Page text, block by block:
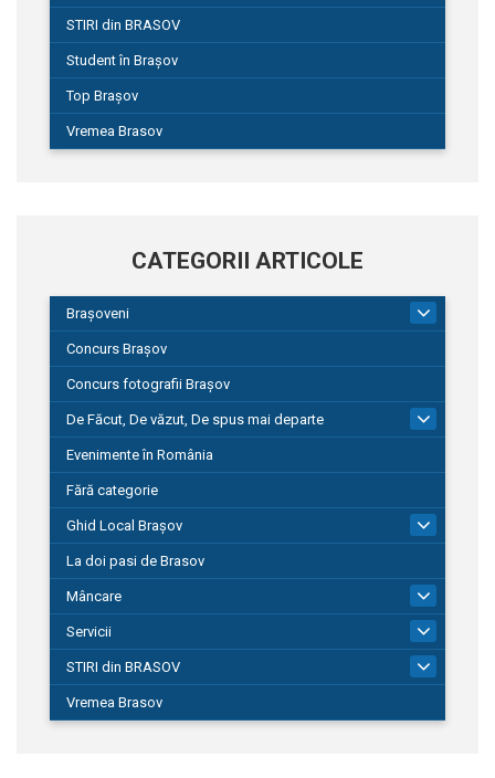
STIRI din BRASOV
Student în Brașov
Top Brașov
Vremea Brasov
CATEGORII ARTICOLE
Brașoveni
Concurs Brașov
Concurs fotografii Brașov
De Făcut, De văzut, De spus mai departe
149
Evenimente în România
Fără categorie
Ghid Local Brașov
La doi pasi de Brasov
Mâncare
Servicii
STIRI din BRASOV
Vremea Brasov